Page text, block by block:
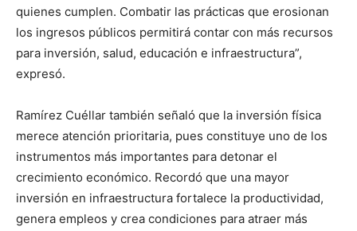
quienes cumplen. Combatir las prácticas que erosionan
los ingresos públicos permitirá contar con más recursos
para inversión, salud, educación e infraestructura”,
expresó.
Ramírez Cuéllar también señaló que la inversión física
merece atención prioritaria, pues constituye uno de los
instrumentos más importantes para detonar el
crecimiento económico. Recordó que una mayor
inversión en infraestructura fortalece la productividad,
genera empleos y crea condiciones para atraer más